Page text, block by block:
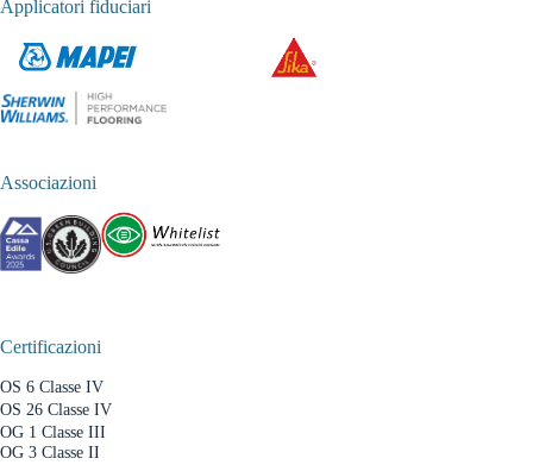
Applicatori fiduciari
Associazioni
Certificazioni
OS 6 Classe IV
OS 26 Classe IV
OG 1 Classe III
OG 3 Classe II